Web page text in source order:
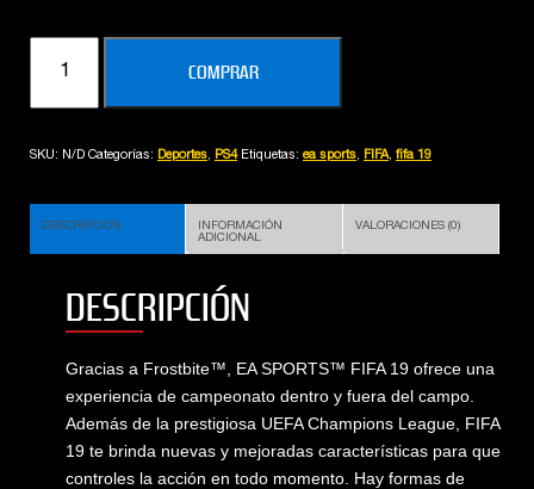
SPORTS
FIFA
cantidad
COMPRAR
SKU: N/D Categorías: Deportes, PS4 Etiquetas: ea sports, FIFA, fifa 19
DESCRIPCIÓN
INFORMACIÓN
ADICIONAL
VALORACIONES (0)
DESCRIPCIÓN
Gracias a Frostbite™, EA SPORTS™ FIFA 19 ofrece una
experiencia de campeonato dentro y fuera del campo.
Además de la prestigiosa UEFA Champions League, FIFA
19 te brinda nuevas y mejoradas características para que
controles la acción en todo momento. Hay formas de